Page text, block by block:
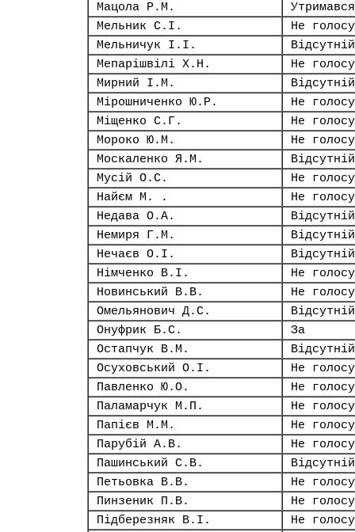
Мацола Р.М.
Утримався
Мельник С.І.
Не
Мельничук І.І.
Відсутній
Мепарішвілі Х.Н.
Не
Мирний І.М.
Відсутній
Мірошниченко Ю.Р.
Не
Міщенко С.Г.
Не
Мороко Ю.М.
Не
Москаленко Я.М.
Відсутній
Мусій О.С.
Не
Найєм М. .
Не
Недава О.А.
Відсутній
Немиря Г.М.
Відсутній
Нечаєв О.І.
Відсутній
Німченко В.І.
Не
Новинський В.В.
Не
Омельянович Д.С.
Відсутній
Онуфрик Б.С.
За
Остапчук В.М.
Відсутній
Осуховський О.І.
Не
Павленко Ю.О.
Не
Паламарчук М.П.
Не
Папієв М.М.
Не
Парубій А.В.
Не
Пашинський С.В.
Відсутній
Петьовка В.В.
Не
Пинзеник П.В.
Не
Підберезняк В.І.
Не